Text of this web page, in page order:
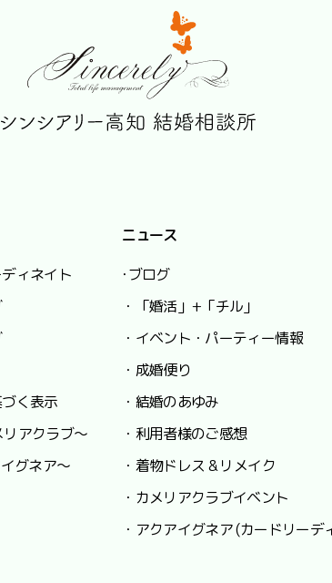
ィネイト
く表示
リアクラブ～
グネア～
ニュース
･ブログ
・「婚活」+「チル」
・イベント・パーティー情報
・成婚便り
・結婚のあゆみ
・利用者様のご感想
・着物ドレス & リメイク
・カメリアクラブイベント
・アクアイグネア (カードリーデ